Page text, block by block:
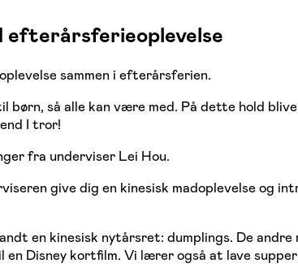
efterårsferieoplevelse
sammen i efterårsferien.
så alle kan være med. På dette hold
I tror!
fra underviser Lei Hou.
give dig en kinesisk madoplevelse og
en kinesisk nytårsret: dumplings. De
Disney kortfilm. Vi lærer også at lave